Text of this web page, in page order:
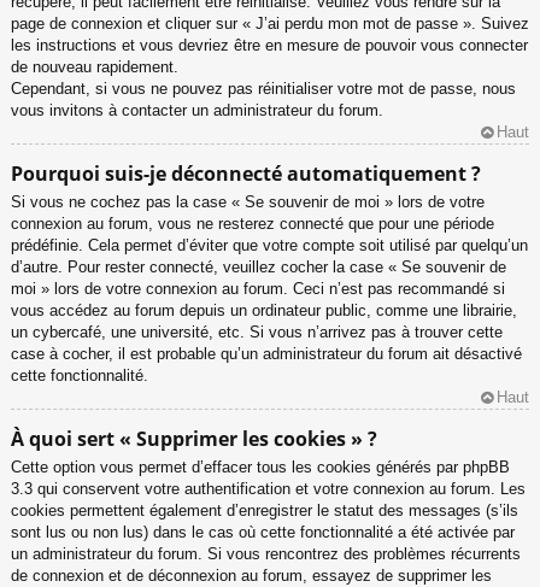
page de connexion et cliquer sur « J’ai perdu mon mot de passe ». Suivez
les instructions et vous devriez être en mesure de pouvoir vous connecter
de nouveau rapidement.
Cependant, si vous ne pouvez pas réinitialiser votre mot de passe, nous
vous invitons à contacter un administrateur du forum.
Haut
Pourquoi suis-je déconnecté automatiquement ?
Si vous ne cochez pas la case « Se souvenir de moi » lors de votre
connexion au forum, vous ne resterez connecté que pour une période
prédéfinie. Cela permet d’éviter que votre compte soit utilisé par quelqu’un
d’autre. Pour rester connecté, veuillez cocher la case « Se souvenir de
moi » lors de votre connexion au forum. Ceci n’est pas recommandé si
vous accédez au forum depuis un ordinateur public, comme une librairie,
un cybercafé, une université, etc. Si vous n’arrivez pas à trouver cette
case à cocher, il est probable qu’un administrateur du forum ait désactivé
cette fonctionnalité.
Haut
À quoi sert « Supprimer les cookies » ?
Cette option vous permet d’effacer tous les cookies générés par phpBB
3.3 qui conservent votre authentification et votre connexion au forum. Les
cookies permettent également d’enregistrer le statut des messages (s’ils
sont lus ou non lus) dans le cas où cette fonctionnalité a été activée par
un administrateur du forum. Si vous rencontrez des problèmes récurrents
de connexion et de déconnexion au forum, essayez de supprimer les